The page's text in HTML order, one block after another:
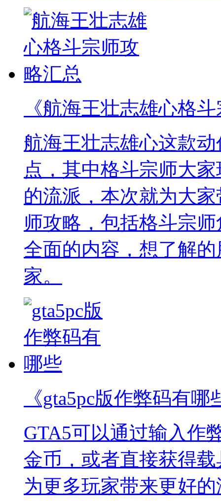
《航海王壮志雄心格
航海王壮志雄心这款
点，其中格斗宗师大
的流派，本次就为大
师攻略，包括格斗宗
全面的内容，想了解
家。
《gta5pc版作弊码有哪
GTA5可以通过输入作
金币，或者直接获得
为更多玩家带来更好